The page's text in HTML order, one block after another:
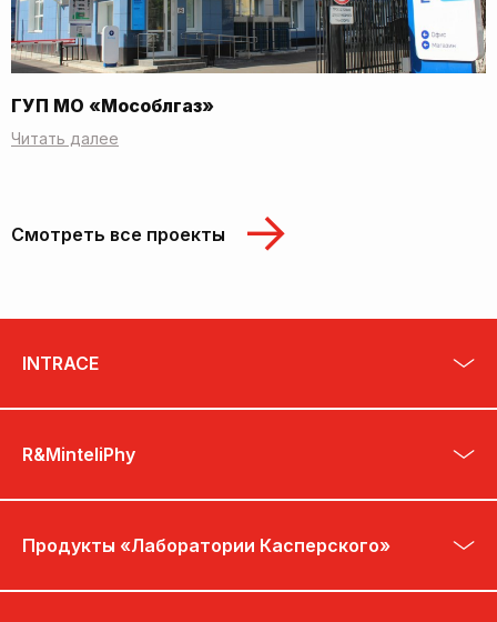
ГУП МО «Мособлгаз»
Читать далее
Смотреть все проекты
INTRACE
R&MinteliPhy
Продукты «Лаборатории Касперского»